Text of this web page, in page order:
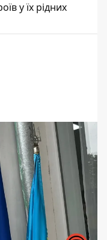
у їх рідних